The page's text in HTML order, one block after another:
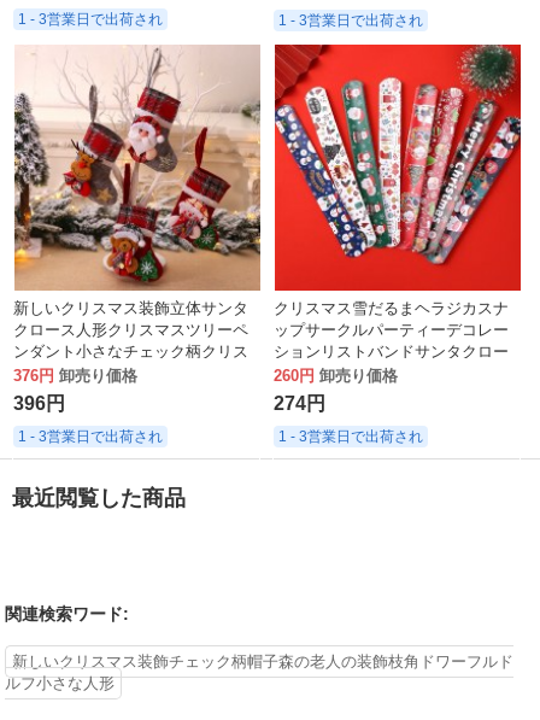
1 - 3営業日で出荷され 1 - 3営業日で出荷され
新しいクリスマス装飾立体サンタ
クロース人形クリスマスツリーペ
ンダント小さなチェック柄クリス
マスストッキング
376円 卸売り価格
396円
1 - 3営業日で出荷され
クリスマス雪だるまヘラジカスナ
ップサークルパーティーデコレー
ションリストバンドサンタクロー
スギフト新しくて珍しい子供用ス
ナップサークル
260円 卸売り価格
274円
1 - 3営業日で出荷され
最近閲覧した商品
関連検索ワード:
新しいクリスマス装飾チェック柄帽子森の老人の装飾枝角ドワーフルド
ルフ小さな人形